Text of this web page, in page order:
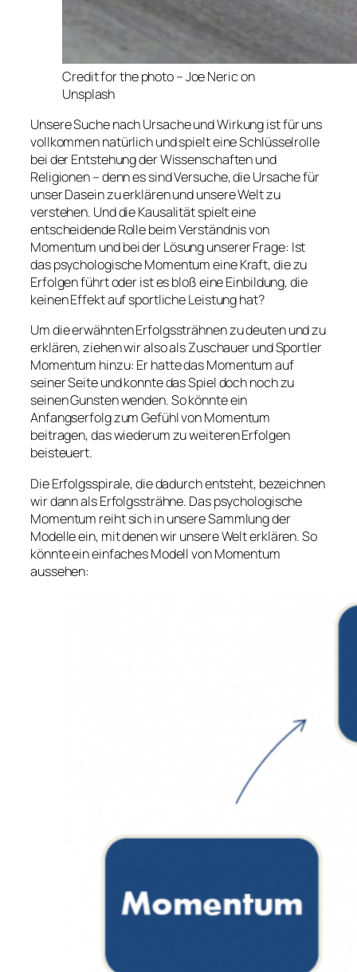
Credit for the photo – Joe Neric on
Unsplash
Unsere Suche nach Ursache und Wirkung ist für uns
vollkommen natürlich und spielt eine Schlüsselrolle
bei der Entstehung der Wissenschaften und
Religionen – denn es sind Versuche, die Ursache für
unser Dasein zu erklären und unsere Welt zu
verstehen. Und die Kausalität spielt eine
entscheidende Rolle beim Verständnis von
Momentum und bei der Lösung unserer Frage: Ist
das psychologische Momentum eine Kraft, die zu
Erfolgen führt oder ist es bloß eine Einbildung, die
keinen Effekt auf sportliche Leistung hat?
Um die erwähnten Erfolgssträhnen zu deuten und zu
erklären, ziehen wir also als Zuschauer und Sportler
Momentum hinzu: Er hatte das Momentum auf
seiner Seite und konnte das Spiel doch noch zu
seinen Gunsten wenden. So könnte ein
Anfangserfolg zum Gefühl von Momentum
beitragen, das wiederum zu weiteren Erfolgen
beisteuert.
Die Erfolgsspirale, die dadurch entsteht, bezeichnen
wir dann als Erfolgssträhne. Das psychologische
Momentum reiht sich in unsere Sammlung der
Modelle ein, mit denen wir unsere Welt erklären. So
könnte ein einfaches Modell von Momentum
aussehen: